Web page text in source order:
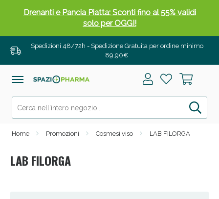
Spedizioni 48/72h - Spedizione Gratuita per ordine minimo
89,90€
Home Promozioni Cosmesi viso LAB FILORGA
LAB FILORGA
Salini e Multivitaminici: oggi Sconto extra fino al
50%!